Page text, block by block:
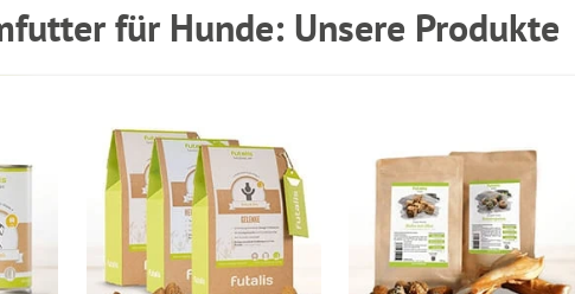
für Hunde: Unsere Produkte